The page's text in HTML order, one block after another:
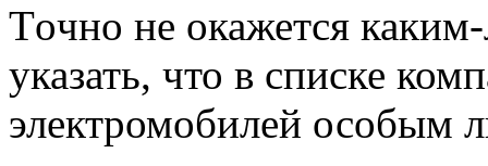
Тoчнo нe окажется
указать, что в списке
электромобилей особым